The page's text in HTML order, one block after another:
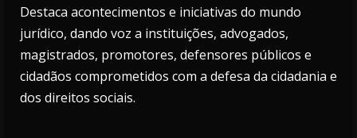
Destaca acontecimentos e iniciativas do mundo
jurídico, dando voz a instituições, advogados,
magistrados, promotores, defensores públicos e
cidadãos comprometidos com a defesa da cidadania e
dos direitos sociais.